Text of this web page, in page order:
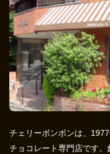
チェリーボンボンは、
チョコレート専門店です